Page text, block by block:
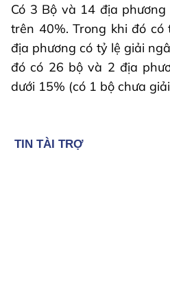
Có 3 Bộ và 14 địa
trên 40%. Trong khi đó
địa phương có tỷ lệ giải
đó có 26 bộ và 2 địa
dưới 15% (có 1 bộ chưa